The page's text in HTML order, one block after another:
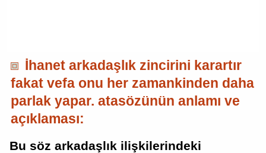
İhanet arkadaşlık zincirini karartır
fakat vefa onu her zamankinden daha
parlak yapar. atasözünün anlamı ve
açıklaması:
Bu söz arkadaşlık ilişkilerindeki